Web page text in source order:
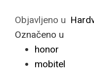
Objavljeno u
Označeno u
honor
mobitel